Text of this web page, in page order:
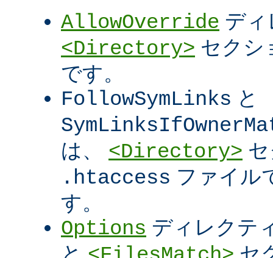
AllowOverride デ
<Directory> セクシ
です。
FollowSymLinks と
は、 <Directory>
.htaccess ファイル
す。
Options ディレクテ
と
セ